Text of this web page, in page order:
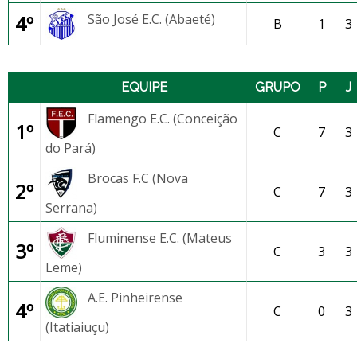
4º São José E.C. (Abaeté) B 1 3
EQUIPE GRUPO P J
1º
Flamengo E.C. (Conceição
do Pará)
C 7 3
2º
Brocas F.C (Nova
Serrana)
C 7 3
3º
Fluminense E.C. (Mateus
Leme)
C 3 3
4º
A.E. Pinheirense
(Itatiaiuçu)
C 0 3